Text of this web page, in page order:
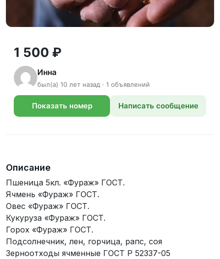
1 500 ₽
Инна
был(а) 10 лет назад · 1 объявлений
Показать номер Написать сообщение
Описание
Пшеница 5кл. «Фураж» ГОСТ.
Ячмень «Фураж» ГОСТ.
Овес «Фураж» ГОСТ.
Кукуруза «Фураж» ГОСТ.
Горох «Фураж» ГОСТ.
Подсолнечник, лен, горчица, рапс, соя
Зерноотходы ячменные ГОСТ Р 52337-05